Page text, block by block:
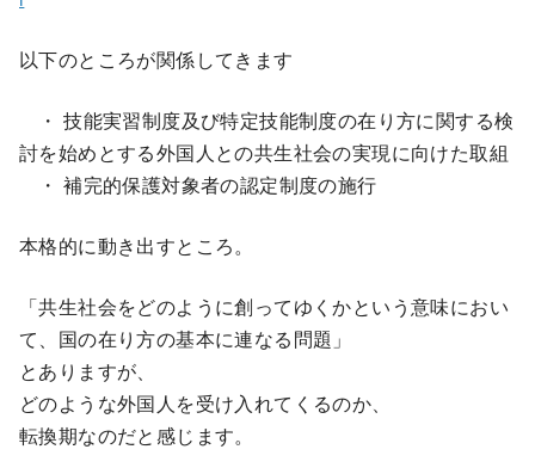
以下のところが関係してきます
・ 技能実習制度及び特定技能制度の在り方に関する検
討を始めとする外国人との共生社会の実現に向けた取組
・ 補完的保護対象者の認定制度の施行
本格的に動き出すところ。
「共生社会をどのように創ってゆくかという意味におい
て、国の在り方の基本に連なる問題」
とありますが、
どのような外国人を受け入れてくるのか、
転換期なのだと感じます。